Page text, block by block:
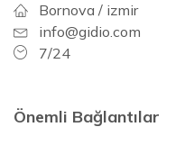
Bornova / izmir
info@gidio.com
7/24
Önemli Bağlantılar